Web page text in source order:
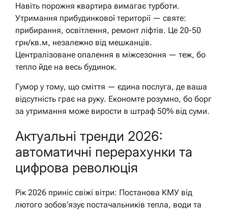
Навіть порожня квартира вимагає турботи.
Утримання прибудинкової території — святе:
прибирання, освітлення, ремонт ліфтів. Це 20-50
грн/кв.м, незалежно від мешканців.
Централізоване опалення в міжсезоння — теж, бо
тепло йде на весь будинок.
Гумор у тому, що сміття — єдина послуга, де ваша
відсутність грає на руку. Економте розумно, бо борг
за утримання може вирости в штраф 50% від суми.
Актуальні тренди 2026:
автоматичні перерахунки та
цифрова революція
Рік 2026 приніс свіжі вітри: Постанова КМУ від
лютого зобов’язує постачальників тепла, води та